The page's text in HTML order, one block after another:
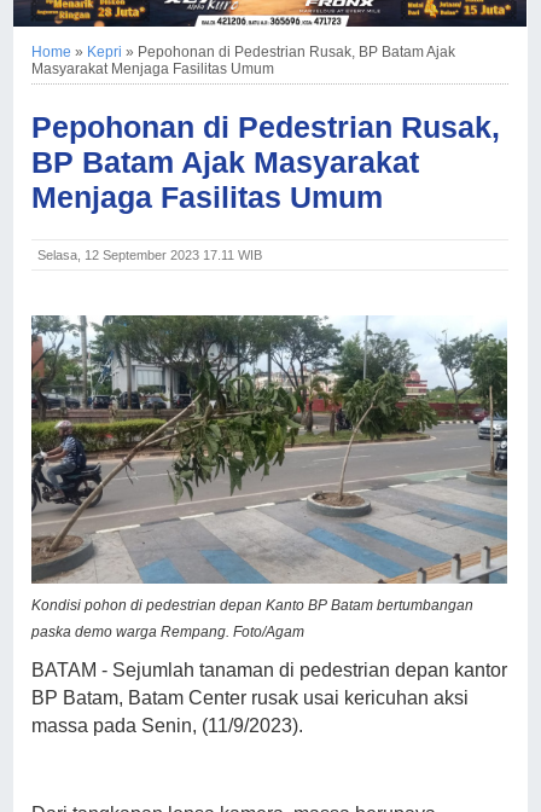
Home » Kepri » Pepohonan di Pedestrian Rusak, BP Batam Ajak
Masyarakat Menjaga Fasilitas Umum
Pepohonan di Pedestrian Rusak,
BP Batam Ajak Masyarakat
Menjaga Fasilitas Umum
Selasa, 12 September 2023 17.11 WIB
Kondisi pohon di pedestrian depan Kanto BP Batam bertumbangan
paska demo warga Rempang. Foto/Agam
BATAM - Sejumlah tanaman di pedestrian depan kantor
BP Batam, Batam Center rusak usai kericuhan aksi
massa pada Senin, (11/9/2023).